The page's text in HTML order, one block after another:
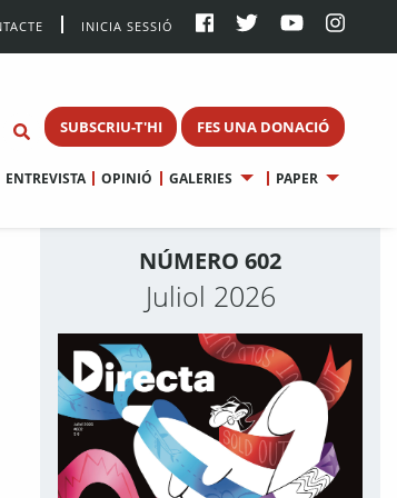
INICIA SESSIÓ
SUBSCRIU-T'HI FES UNA DONACIÓ
ENTREVISTA OPINIÓ GALERIES PAPER
NÚMERO 602
Juliol 2026